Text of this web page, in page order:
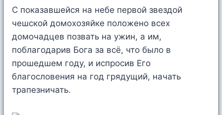
С показавшейся на небе первой звездой
чешской домохозяйке положено всех
домочадцев позвать на ужин, а им,
поблагодарив Бога за всё, что было в
прошедшем году, и испросив Его
благословения на год грядущий, начать
трапезничать.